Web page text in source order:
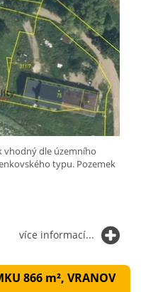
vhodný dle územního
typu. Pozemek
více informací...
866 m², VRANOV